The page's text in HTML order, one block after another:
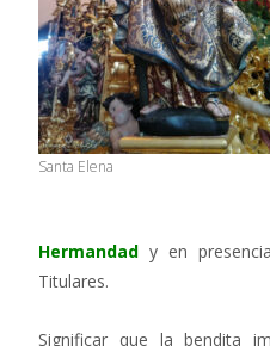
Santa Elena
Hermandad y en
Titulares.
Significar que la bendita